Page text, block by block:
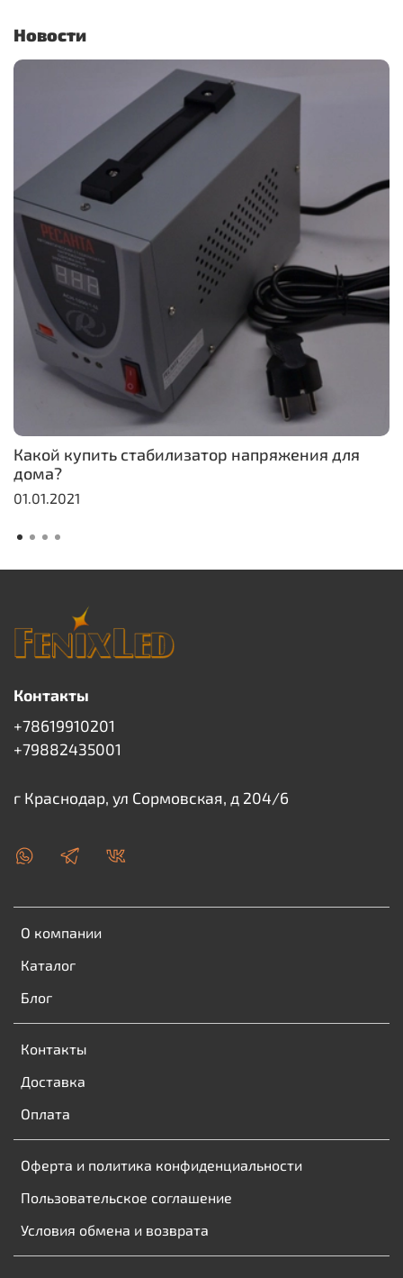
Новости
Какой купить стабилизатор напряжения для
дома?
01.01.2021
О компании
Каталог
Блог
Контакты
Доставка
Оплата
Оферта и политика конфиденциальности
Пользовательское соглашение
Условия обмена и возврата
Контакты
+78619910201
+79882435001
г Краснодар, ул Сормовская, д 204/6